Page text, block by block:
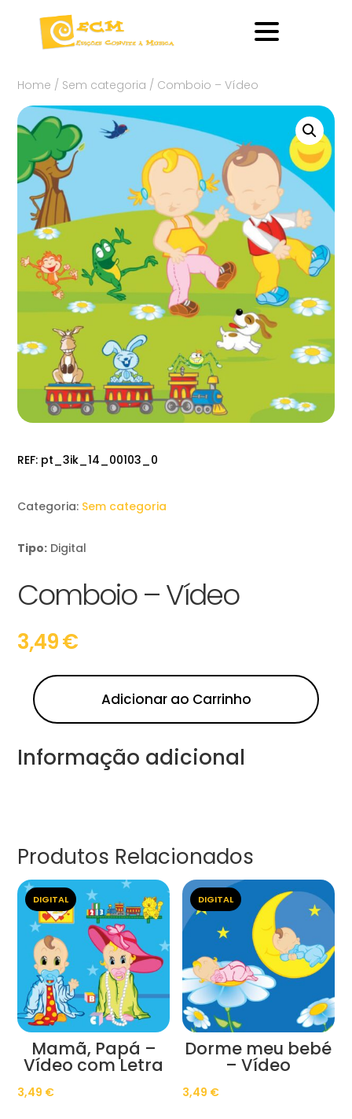
Home / Sem categoria / Comboio – Vídeo
REF: pt_3ik_14_00103_0
Categoria: Sem categoria
Tipo: Digital
Comboio – Vídeo
3,49€
Adicionar ao Carrinho
Informação adicional
Produtos Relacionados
DIGITAL
Mamã, Papá –
Vídeo com Letra
3,49 €
DIGITAL
Dorme meu bebé
– Vídeo
3,49 €